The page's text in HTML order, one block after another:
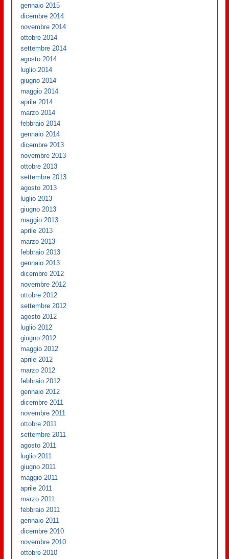
gennaio 2015
dicembre 2014
novembre 2014
ottobre 2014
settembre 2014
agosto 2014
luglio 2014
giugno 2014
maggio 2014
aprile 2014
marzo 2014
febbraio 2014
gennaio 2014
dicembre 2013
novembre 2013
ottobre 2013
settembre 2013
agosto 2013
luglio 2013
giugno 2013
maggio 2013
aprile 2013
marzo 2013
febbraio 2013
gennaio 2013
dicembre 2012
novembre 2012
ottobre 2012
settembre 2012
agosto 2012
luglio 2012
giugno 2012
maggio 2012
aprile 2012
marzo 2012
febbraio 2012
gennaio 2012
dicembre 2011
novembre 2011
ottobre 2011
settembre 2011
agosto 2011
luglio 2011
giugno 2011
maggio 2011
aprile 2011
marzo 2011
febbraio 2011
gennaio 2011
dicembre 2010
novembre 2010
ottobre 2010